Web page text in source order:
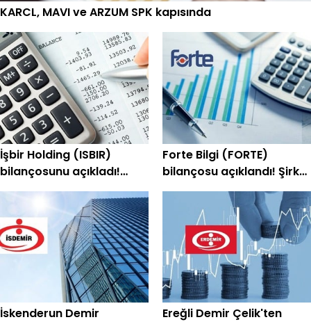
KARCL, MAVI ve ARZUM SPK kapısında
İşbir Holding (ISBIR)
bilançosunu açıkladı!
Şirket yeniden kara geçti
Forte Bilgi (FORTE)
bilançosu açıklandı! Şirket
yeniden kâra geçti
İskenderun Demir Ereğli Demir Çelik'ten